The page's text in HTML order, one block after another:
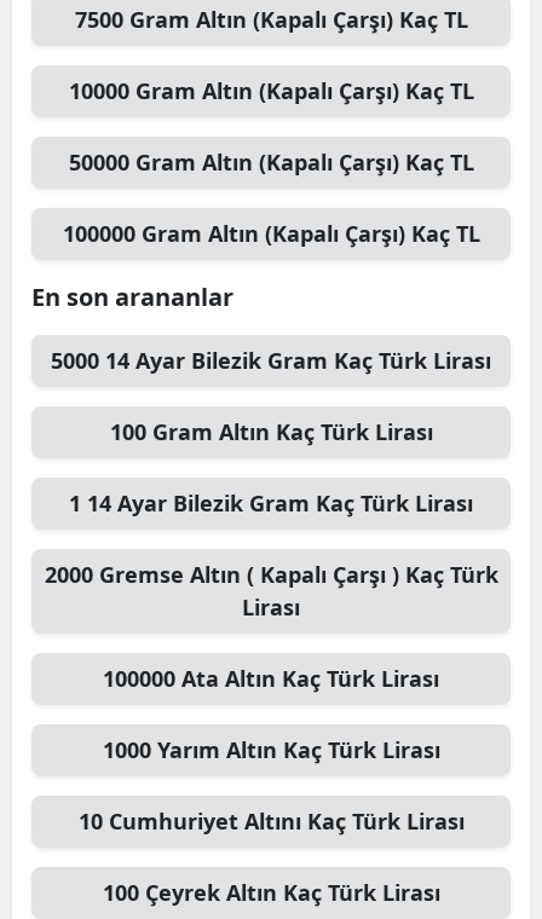
7500 Gram Altın (Kapalı Çarşı)Kaç TL
10000 Gram Altın (Kapalı Çarşı)Kaç TL
50000 Gram Altın (Kapalı Çarşı)Kaç TL
100000 Gram Altın (Kapalı Çarşı)Kaç TL
En son arananlar
5000 14 Ayar Bilezik Gram Kaç Türk Lirası
100 Gram Altın Kaç Türk Lirası
1 14 Ayar Bilezik Gram Kaç Türk Lirası
2000 Gremse Altın ( Kapalı Çarşı )Kaç Türk
Lirası
100000 Ata Altın Kaç Türk Lirası
1000 Yarım Altın Kaç Türk Lirası
10 Cumhuriyet Altını Kaç Türk Lirası
100 Çeyrek Altın Kaç Türk Lirası